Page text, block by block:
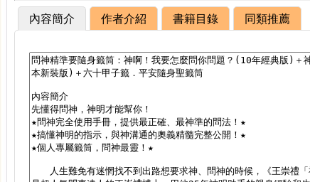
內容簡介 作者介紹 書籍目錄 同類推薦